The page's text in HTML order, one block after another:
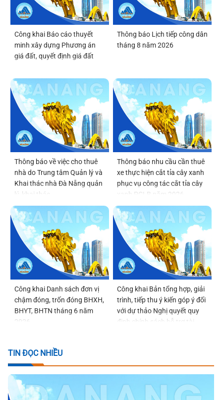
Công khai Báo cáo thuyết
minh xây dựng Phương án
giá đất, quyết định giá đất
Thông báo Lịch tiếp công dân
tháng 8 năm 2026
Thông báo về việc cho thuê
nhà do Trung tâm Quản lý và
Khai thác nhà Đà Nẵng quản
lý, khai thác
Thông báo nhu cầu cần thuê
xe thực hiện cắt tỉa cây xanh
phục vụ công tác cắt tỉa cây
xanh PCLB năm 2026
Công khai Danh sách đơn vị
chậm đóng, trốn đóng BHXH,
BHYT, BHTN tháng 6 năm
2026
Công khai Bản tổng hợp, giải
trình, tiếp thu ý kiến góp ý đối
với dự thảo Nghị quyết quy
định chính sách hỗ trợ tài
TIN ĐỌC NHIỀU